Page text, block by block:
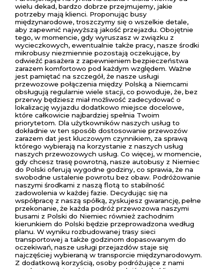
wielu dekad, bardzo dobrze przejmujemy, jakie
potrzeby mają klienci. Proponując busy
międzynarodowe, troszczymy się o wszelkie detale,
aby zapewnić najwyższą jakość przejazdu. Obojętnie
tego, w momencie, gdy wyruszasz w związku z
wycieczkowych, ewentualnie także pracy, nasze środki
mikrobusy niezmiennie pozostają oczekujące, by
odwieźć pasażera z zapewnieniem bezpieczeństwa
zarazem komfortowo pod każdym względem. Ważne
jest pamiętać na szczegół, że nasze usługi
przewozowe połączenia między Polską a Niemcami
obsługują regularnie wiele stacji, co powoduje, że, bez
przerwy będziesz miał możliwość zadecydować o
lokalizację wyjazdu dodatkowo miejsce docelowe,
które całkowicie najbardziej spełnia Twoim
priorytetom. Dla użytkowników naszych usług to
dokładnie w ten sposób dostosowanie przewozów
zarazem dat jest kluczowym czynnikiem, za sprawą
którego wybierają na korzystanie z naszych usług
naszych przewozowych usług. Co więcej, w momencie,
gdy chcesz trasę powrotną, nasze autobusy z Niemiec
do Polski oferują wygodne godziny, co sprawia, że na
swobodne ustalenie powrotu bez obaw. Podróżowanie
naszymi środkami z naszą flotą to stabilność
zadowolenia w każdej fazie. Decydując się na
współpracę z naszą spółką, zyskujesz gwarancję, pełne
przekonanie, że każda podróż przewozowa naszymi
busami z Polski do Niemiec również zachodnim
kierunkiem do Polski będzie przeprowadzona według
planu. W wyniku rozbudowanej trasy sieci
transportowej a także godzinom dopasowanym do
oczekiwań, nasze usługi przejazdów staje się
najczęściej wybieraną w transporcie międzynarodowym.
Z dodatkową korzyścią, osoby podróżujące z nami